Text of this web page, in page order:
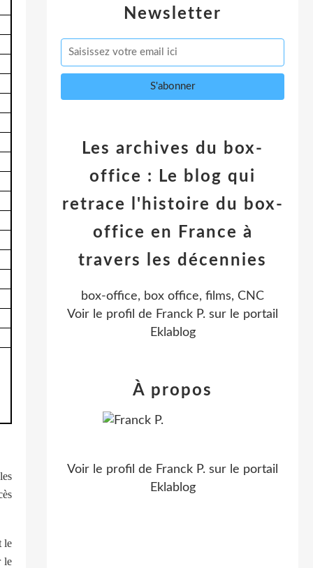
le
le
Newsletter
Les archives du box-
office : Le blog qui
retrace l'histoire du box-
office en France à
travers les décennies
box-office, box office, films, CNC
Voir le profil de Franck P. sur le portail
Eklablog
À propos
Voir le profil de Franck P. sur le portail
Eklablog